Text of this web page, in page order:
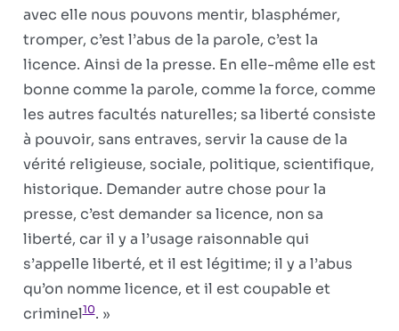
avec elle nous pouvons mentir, blasphémer,
tromper, c’est l’abus de la parole, c’est la
licence. Ainsi de la presse. En elle-même elle est
bonne comme la parole, comme la force, comme
les autres facultés naturelles; sa liberté consiste
à pouvoir, sans entraves, servir la cause de la
vérité religieuse, sociale, politique, scientifique,
historique. Demander autre chose pour la
presse, c’est demander sa licence, non sa
liberté, car il y a l’usage raisonnable qui
s’appelle liberté, et il est légitime; il y a l’abus
qu’on nomme licence, et il est coupable et
criminel10. »